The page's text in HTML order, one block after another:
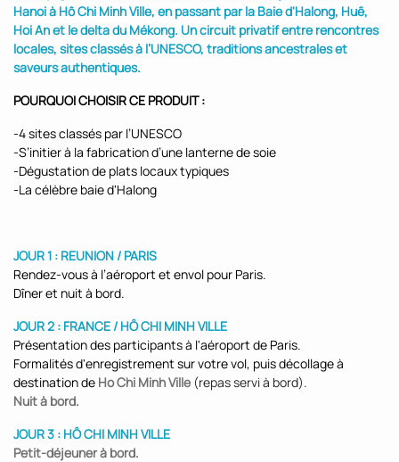
Hanoi à Hô Chi Minh Ville, en passant par la Baie d'Halong, Huê,
Hoi An et le delta du Mékong. Un circuit privatif entre rencontres
locales, sites classés à l’UNESCO, traditions ancestrales et
saveurs authentiques.
POURQUOI CHOISIR CE PRODUIT :
-4 sites classés par l’UNESCO
-S’initier à la fabrication d’une lanterne de soie
-Dégustation de plats locaux typiques
-La célèbre baie d'Halong
JOUR 1 : REUNION / PARIS
Rendez-vous à l’aéroport et envol pour Paris.
Dîner et nuit à bord.
JOUR 2 : FRANCE / HÔ CHI MINH VILLE
Présentation des participants à l'aéroport de Paris.
Formalités d'enregistrement sur votre vol, puis décollage à
destination de Ho Chi Minh Ville (repas servi à bord).
Nuit à bord.
JOUR 3 : HÔ CHI MINH VILLE
Petit-déjeuner à bord.